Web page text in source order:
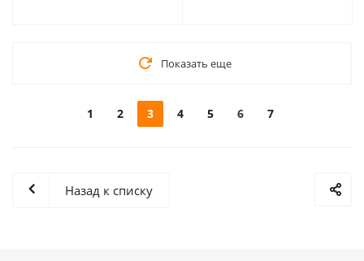
Показать еще
1 2 3 4 5 6 7
Назад к списку